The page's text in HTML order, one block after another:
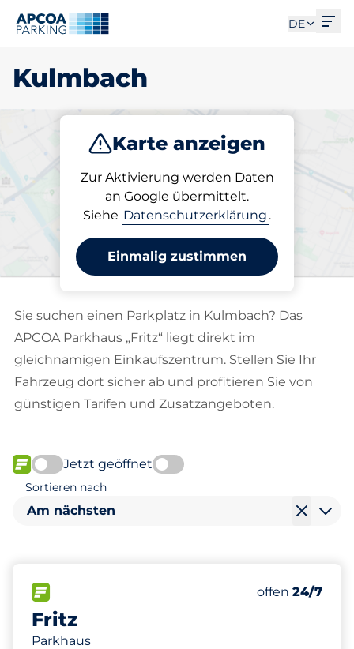
DE
Kulmbach
Karte anzeigen
Zur Aktivierung werden Daten
an Google übermittelt.
Siehe Datenschutzerklärung .
Einmalig zustimmen
Laden
Wählen Sie Ihren Ladeplatz
in Kulmbach
Sie suchen einen Parkplatz in Kulmbach? Das
APCOA Parkhaus „Fritz“ liegt direkt im
gleichnamigen Einkaufszentrum. Stellen Sie Ihr
Fahrzeug dort sicher ab und profitieren Sie von
günstigen Tarifen und Zusatzangeboten.
FLOW verfügbar
Jetzt geöffnet
Sortieren nach
Am nächsten
Fritz
Parkhaus
Anzahl der
Gesamtplätze
Stellplätze
offen 24/7